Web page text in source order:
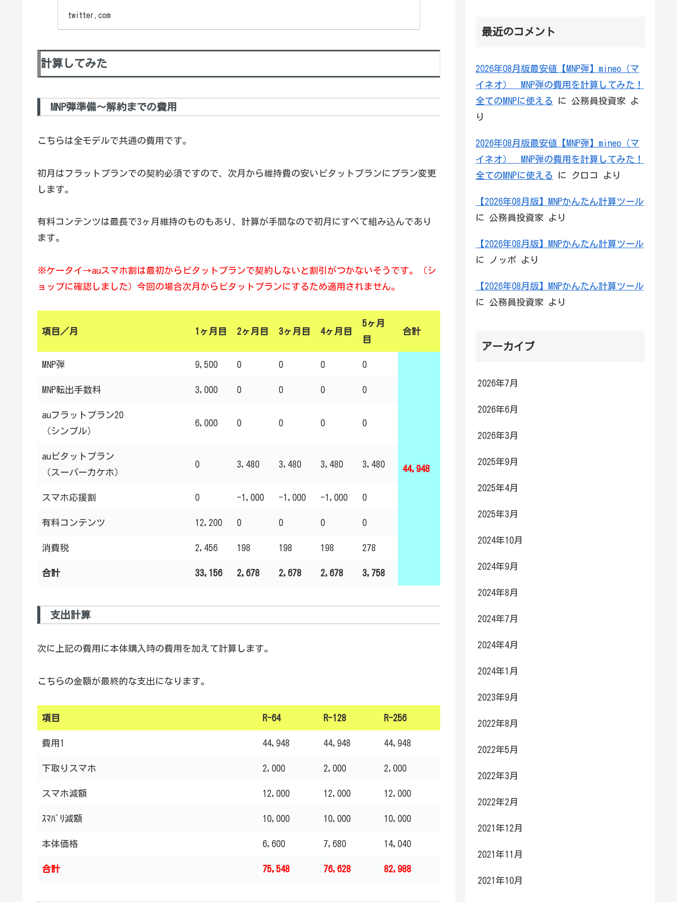
twitter.com
計算してみた
MNP弾準備～解約までの費用
こちらは全モデルで共通の費用です。
初月はフラットプランでの契約必須ですので、次月から維持費の安いピタットプランにプラン変更
します。
有料コンテンツは最長で3ヶ月維持のものもあり、計算が手間なので初月にすべて組み込んであり
ます。
※ケータイ→auスマホ割は最初からピタットプランで契約しないと割引がつかないそうです。（シ
ョップに確認しました）今回の場合次月からピタットプランにするため適用されません。
項目／月 1ヶ月目 2ヶ月目 3ヶ月目 4ヶ月目
5ヶ月
目
合計
MNP弾 9,500 0 0 0 0
44,948
MNP転出手数料 3,000 0 0 0 0
auフラットプラン20
（シンプル）
6,000 0 0 0 0
auピタットプラン
（スーパーカケホ）
0 3,480 3,480 3,480 3,480
スマホ応援割 0 -1,000 -1,000 -1,000 0
有料コンテンツ 12,200 0 0 0 0
消費税 2,456 198 198 198 278
合計 33,156 2,678 2,678 2,678 3,758
支出計算
次に上記の費用に本体購入時の費用を加えて計算します。
こちらの金額が最終的な支出になります。
項目 R-64 R-128 R-256
費用1 44,948 44,948 44,948
下取りスマホ 2,000 2,000 2,000
スマホ減額 12,000 12,000 12,000
ｽﾏﾊﾞﾘ減額 10,000 10,000 10,000
本体価格 6,600 7,680 14,040
合計 75,548 76,628 82,988
最近のコメント
2026年08月版最安値【MNP弾】mineo（マ
イネオ） MNP弾の費用を計算してみた！
全てのMNPに使える
に 公務員投資家 よ
り
2026年08月版最安値【MNP弾】mineo（マ
イネオ） MNP弾の費用を計算してみた！
全てのMNPに使える
に クロコ より
【2026年08月版】MNPかんたん計算ツール
に 公務員投資家 より
【2026年08月版】MNPかんたん計算ツール
に
ノッポ より
【2026年08月版】MNPかんたん計算ツール
に 公務員投資家 より
アーカイブ
2026年7月
2026年6月
2026年3月
2025年9月
2025年4月
2025年3月
2024年10月
2024年9月
2024年8月
2024年7月
2024年4月
2024年1月
2023年9月
2022年8月
2022年5月
2022年3月
2022年2月
2021年12月
2021年11月
2021年10月